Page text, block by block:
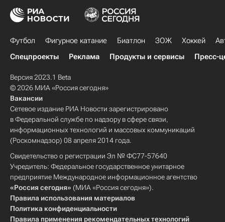
Футбол Фигурное катание Биатлон ЗОЖ Хоккей
Спецпроекты
Реклама Продукты и сервисы Пресс-
Версия 2023.1 Beta
© 2026 МИА «Россия сегодня»
Вакансии
Сетевое издание РИА Новости зарегистрировано
в Федеральной службе по надзору в сфере связи,
информационных технологий и массовых коммуникаций
(Роскомнадзор) 08 апреля 2014 года.
Свидетельство о регистрации Эл № ФС77-57640
Учредитель: Федеральное государственное унитарное
предприятие Международное информационное агентство
«Россия сегодня» (МИА «Россия сегодня»).
Правила использования материалов
Политика конфиденциальности
Правила применения рекомендательных технологий